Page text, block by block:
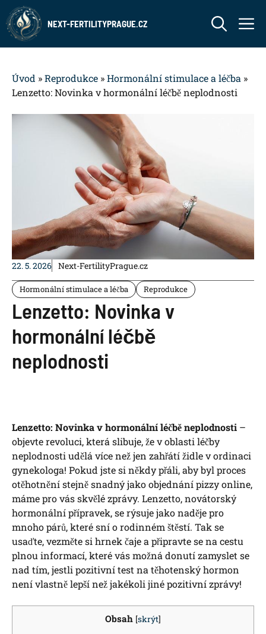
Přeskočit
na
obsah
NEXT-FERTILITYPRAGUE.CZ
Úvod »Reprodukce »Hormonální stimulace a léčba »
Lenzetto: Novinka v hormonální léčbě neplodnosti
22. 5. 2026 Next-FertilityPrague.cz
Hormonální stimulace a léčba Reprodukce
Lenzetto: Novinka v
hormonální léčbě
neplodnosti
Lenzetto: Novinka v hormonální léčbě neplodnosti –
objevte revoluci, která slibuje, že v oblasti léčby
neplodnosti udělá více než jen zahřátí židle v ordinaci
gynekologa! Pokud jste si někdy přáli, aby byl proces
otěhotnění stejně snadný jako objednání pizzy online,
máme pro vás skvělé zprávy. Lenzetto, novátorský
hormonální přípravek, se rýsuje jako naděje pro
mnoho párů, které sní o rodinném štěstí. Tak se
usaďte, vezměte si hrnek čaje a připravte se na cestu
plnou informací, které vás možná donutí zamyslet se
nad tím, jestli pozitivní test na těhotenský hormon
není vlastně lepší než jakékoli jiné pozitivní zprávy!
Obsah [skrýt]